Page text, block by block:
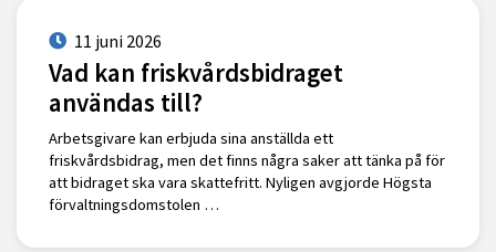
11 juni 2026
Vad kan friskvårdsbidraget
användas till?
Arbetsgivare kan erbjuda sina anställda ett
friskvårdsbidrag, men det finns några saker att tänka på för
att bidraget ska vara skattefritt. Nyligen avgjorde Högsta
förvaltningsdomstolen …